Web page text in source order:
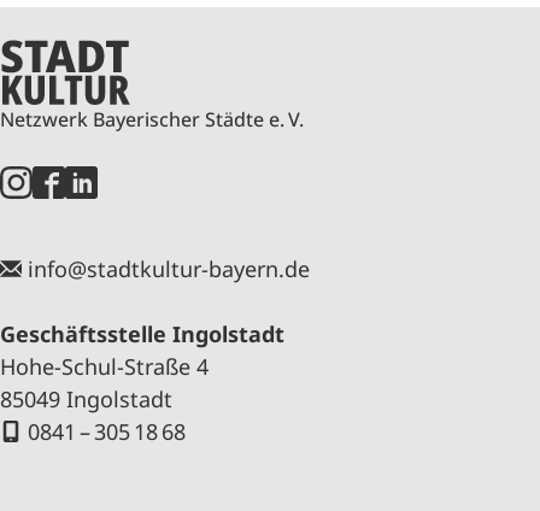
Netzwerk Bayerischer Städte e. V.
info@stadtkultur-bayern.de
Geschäftsstelle Ingolstadt
Hohe-Schul-Straße 4
85049 Ingolstadt
0841 – 305 18 68